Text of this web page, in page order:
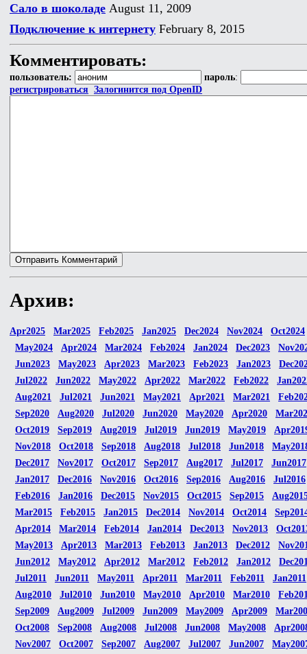
Сало в шоколаде August 11, 2009
Подключение к интернету February 8, 2015
Комментировать:
пользователь: пароль:
регистрироваться Залогинится под OpenID
Архив:
Apr2025 Mar2025 Feb2025 Jan2025 Dec2024 Nov2024
Oct2024
May2024
Apr2024 Mar2024 Feb2024 Jan2024 Dec2023
Jun2023
May2023 Apr2023 Mar2023 Feb2023 Jan2023
Jul2022
Jun2022 May2022 Apr2022 Mar2022 Feb2022
Aug2021
Jul2021 Jun2021 May2021 Apr2021 Mar2021
Sep2020
Aug2020 Jul2020 Jun2020 May2020 Apr2020
Oct2019
Sep2019 Aug2019 Jul2019 Jun2019 May2019
Nov2018
Oct2018 Sep2018 Aug2018 Jul2018 Jun2018
Dec2017
Nov2017 Oct2017 Sep2017 Aug2017 Jul2017
Jun2017
Jan2017
Dec2016 Nov2016 Oct2016 Sep2016 Aug2016
Jul2016
Feb2016
Jan2016 Dec2015 Nov2015 Oct2015 Sep2015
Mar2015
Feb2015 Jan2015 Dec2014 Nov2014 Oct2014
Apr2014
Mar2014 Feb2014 Jan2014 Dec2013 Nov2013
May2013
Apr2013 Mar2013 Feb2013 Jan2013 Dec2012
Jun2012
May2012 Apr2012 Mar2012 Feb2012 Jan2012
Jul2011
Jun2011 May2011 Apr2011 Mar2011 Feb2011
Jan2011
Aug2010
Jul2010 Jun2010 May2010 Apr2010 Mar2010
Sep2009
Aug2009 Jul2009 Jun2009 May2009 Apr2009
Oct2008
Sep2008 Aug2008 Jul2008 Jun2008 May2008
Nov2007
Oct2007 Sep2007 Aug2007 Jul2007 Jun2007